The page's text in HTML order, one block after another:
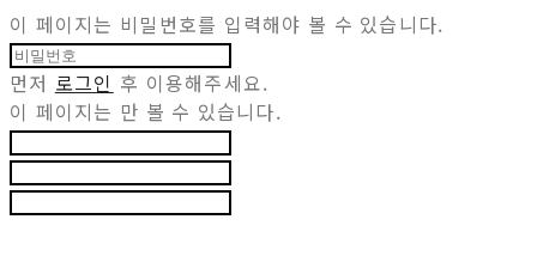
이 페이지는 비밀번호를 입력해야 볼 수 있습니다.
먼저 로그인 후 이용해주세요.
이 페이지는 만 볼 수 있습니다.